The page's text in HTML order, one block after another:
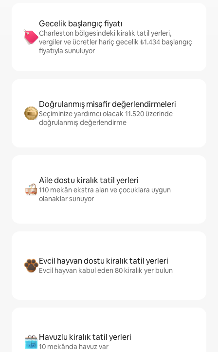
Gecelik başlangıç fiyatı
Charleston bölgesindeki kiralık tatil yerleri,
vergiler ve ücretler hariç gecelik ₺1.434 başlangıç
fiyatıyla sunuluyor
Doğrulanmış misafir değerlendirmeleri
Seçiminize yardımcı olacak 11.520 üzerinde
doğrulanmış değerlendirme
Aile dostu kiralık tatil yerleri
110 mekân ekstra alan ve çocuklara uygun
olanaklar sunuyor
Evcil hayvan dostu kiralık tatil yerleri
Evcil hayvan kabul eden 80 kiralık yer bulun
Havuzlu kiralık tatil yerleri
10 mekânda havuz var